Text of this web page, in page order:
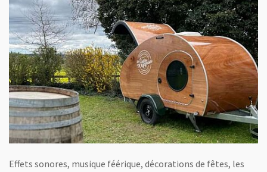
Effets sonores, musique féérique, décorations de fêtes, les